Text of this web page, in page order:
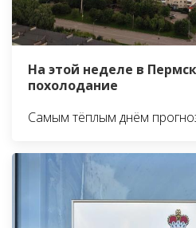
На этой неделе в
похолодание
Самым тёплым днём